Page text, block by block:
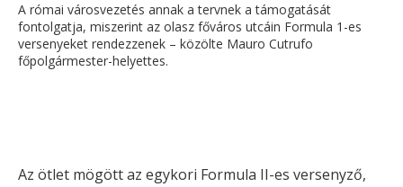
A római városvezetés annak a tervnek a támogatását
fontolgatja, miszerint az olasz főváros utcáin Formula 1-es
versenyeket rendezzenek – közölte Mauro Cutrufo
főpolgármester-helyettes.
Az ötlet mögött az egykori Formula II-es versenyző,